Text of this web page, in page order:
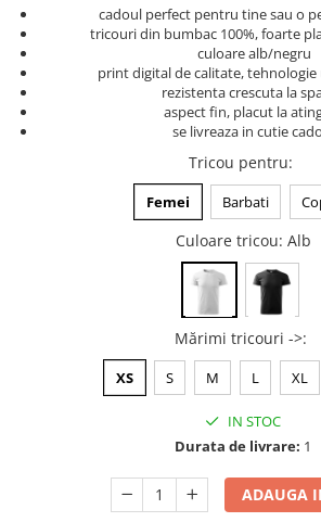
Tricouri music is life
Tricouri sporturi de iarna
Tricouri snowboard
Tricouri ski
Tricouri aniversare
Tricouri cadou 20 ani
Tricouri motociclisti
Tricouri motociclisti
Tricouri biciclisti
Tricouri biciclisti
cadoul perfect pentru tine sau o
tricouri din bumbac 100%, foarte
culoare alb/negru
print digital de calitate,
rezistenta crescuta la
aspect fin, placut la
se livreaza in cutie
Tricou pentru:
Femei Barbati
Culoare tricou: Alb
Mărimi tricouri ->:
XS S M L XL
IN STOC
Durata de livrare: 1
ADAUGA